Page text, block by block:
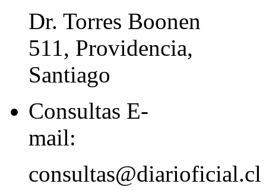
Dr. Torres Boonen
511, Providencia,
Santiago
Consultas E-
mail:
consultas@diarioficial.cl